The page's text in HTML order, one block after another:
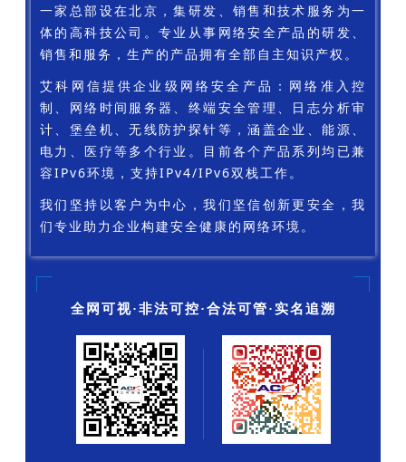
一家总部设在北京，集研发、销售和技术服务为一
体的高科技公司。专业从事网络安全产品的研发、
销售和服务，生产的产品拥有全部自主知识产权。
艾科网信提供企业级网络安全产品：网络准入控
制、网络时间服务器、终端安全管理、日志分析审
计、堡垒机、无线防护探针等，涵盖企业、能源、
电力、医疗等多个行业。目前各个产品系列均已兼
容IPv6环境，支持IPv4/IPv6双栈工作。
我们坚持以客户为中心，我们坚信创新更安全，我
们专业助力企业构建安全健康的网络环境。
全网可视·非法可控·合法可管·实名追溯